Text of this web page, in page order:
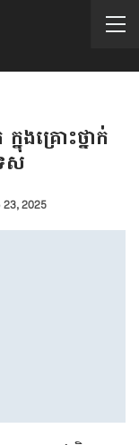
ងគ្រោះថ្នាក់
ស
23, 2025